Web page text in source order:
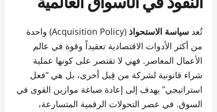
تُعد سياسة الاستحواذ
(Acquisition Policy) واحدة
من أكثر الأدوات الاقتصادية تعقيداً وقوة في عالم
الأعمال المعاصر. فهي لا تقتصر على كونها عملية
شراء قانونية لشركة من قِبل أخرى، بل هي “فعل
استراتيجي” يهدف إلى إعادة صياغة موازين القوى في
السوق. في عصر التحولات الرقمية المتسارعة،